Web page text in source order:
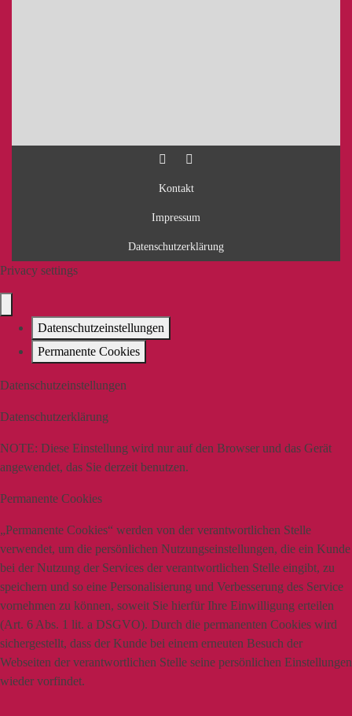
Kontakt
Impressum
Datenschutzerklärung
Privacy settings
Datenschutzeinstellungen
Permanente Cookies
Datenschutzeinstellungen
Datenschutzerklärung
NOTE: Diese Einstellung wird nur auf den Browser und das Gerät
angewendet, das Sie derzeit benutzen.
Permanente Cookies
„Permanente Cookies“ werden von der verantwortlichen Stelle
verwendet, um die persönlichen Nutzungseinstellungen, die ein Kunde
bei der Nutzung der Services der verantwortlichen Stelle eingibt, zu
speichern und so eine Personalisierung und Verbesserung des Service
vornehmen zu können, soweit Sie hierfür Ihre Einwilligung erteilen
(Art. 6 Abs. 1 lit. a DSGVO). Durch die permanenten Cookies wird
sichergestellt, dass der Kunde bei einem erneuten Besuch der
Webseiten der verantwortlichen Stelle seine persönlichen Einstellungen
wieder vorfindet.